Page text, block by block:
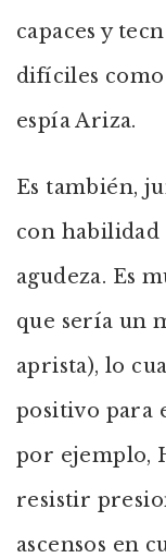
capaces y
difíciles
espía Ariza.
Es también,
con habilidad
agudeza. Es
que sería un
aprista), lo
positivo para
por ejemplo,
resistir
ascensos en